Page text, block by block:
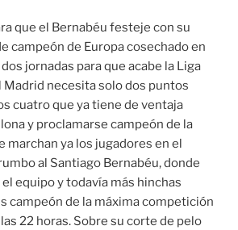
que el Bernabéu festeje con su
campeón de Europa cosechado en
jornadas para que acabe la Liga
Madrid necesita solo dos puntos
cuatro que ya tiene de ventaja
y proclamarse campeón de la
marchan ya los jugadores en el
al Santiago Bernabéu, donde
equipo y todavía más hinchas
campeón de la máxima competición
22 horas. Sobre su corte de pelo